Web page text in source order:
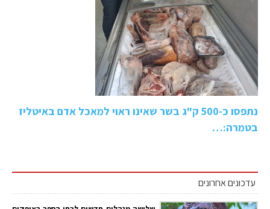
נתפסו כ-500 ק"ג בשר שאינו ראוי למאכל אדם באיטליז
בטמרה:…
עדכונים אחרונים